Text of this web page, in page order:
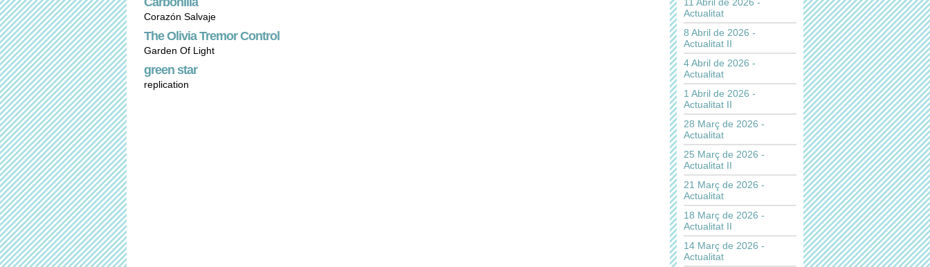
Corazón Salvaje
The Olivia Tremor Control
Garden Of Light
green star
replication
Actualitat
8 Abril de 2026 -
Actualitat II
4 Abril de 2026 -
Actualitat
1 Abril de 2026 -
Actualitat II
28 Març de 2026 -
Actualitat
25 Març de 2026 -
Actualitat II
21 Març de 2026 -
Actualitat
18 Març de 2026 -
Actualitat II
14 Març de 2026 -
Actualitat